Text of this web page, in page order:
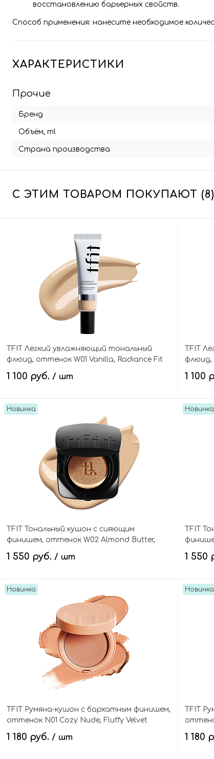
восстановлению барьерных свойств.
Способ применения: нанесите необходимое
ХАРАКТЕРИСТИКИ
Прочие
Бренд
Объём, ml
Страна производства
С ЭТИМ ТОВАРОМ ПОКУПАЮТ (8)
TFIT Лёгкий увлажняющий тональный
флюид, оттенок W01 Vanilla, Radiance Fit
Serum Foundation
1 100 руб. / шт
В корзину
TFIT
флюид,
Serum
1 100
Новинка
TFIT Тональный кушон с сияющим
финишем, оттенок W02 Almond Butter,
Layering Fit Glow Cushion EX SPF50+ PA++++
1 550 руб. / шт
В корзину
Новинка
TFIT
Glow
1 550
Новинка
TFIT Румяна-кушон с бархатным финишем,
оттенок N01 Cozy Nude, Fluffy Velvet
Cushion Blush
1 180 руб. / шт
Новинка
TFIT
1 180